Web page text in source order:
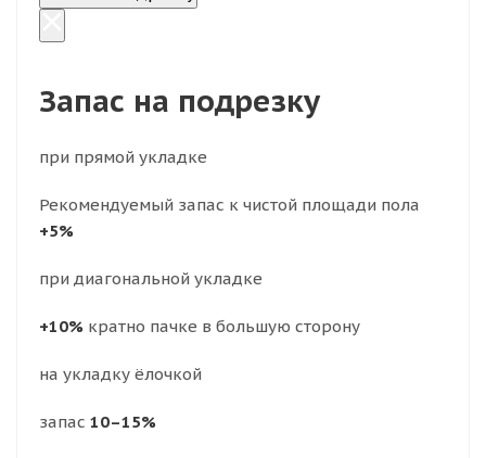
Запас на подрезку
при прямой укладке
Рекомендуемый запас к чистой площади пола
+5%
при диагональной укладке
+10% кратно пачке в большую сторону
на укладку ёлочкой
запас 10–15%